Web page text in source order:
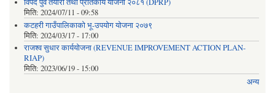
विपद पुर्व तयारी तथा प्रतिकार्य योजना २०८१ (DPRP)
मिति: 2024/07/11 - 09:58
कटहरी गाउँपालिकाको भू-उपयोग योजना २०७९
मिति: 2024/03/17 - 17:00
राजश्व सुधार कार्ययोजना (REVENUE IMPROVEMENT ACTION PLAN-
RIAP)
मिति: 2023/06/19 - 15:00
अन्य